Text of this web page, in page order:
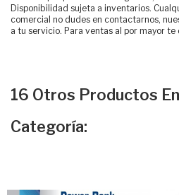
Disponibilidad sujeta a inventarios.
comercial no dudes en contactarnos,
a tu servicio. Para ventas al por mayor
16 Otros Productos
Categoría: